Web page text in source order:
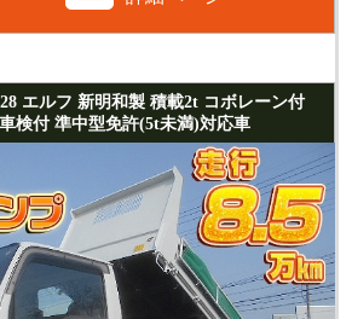
エルフ 新明和製 積載2t コボレーン付
検付 準中型免許(5t未満)対応車